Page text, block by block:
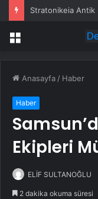
Stratonikeia Antik
Menü
Anasayfa / Haber
Haber
Ekipleri
ELİF SULTANOĞLU
2 dakika okuma süresi